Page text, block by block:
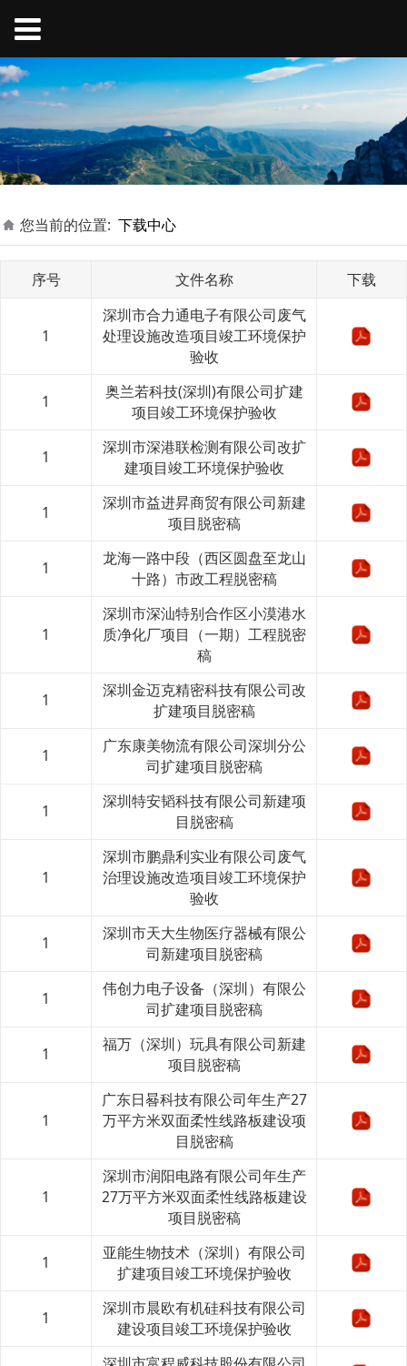
您当前的位置: 下载中心
序号 文件名称 下载
1
深圳市合力通电子有限公司废气
处理设施改造项目竣工环境保护
验收
1
奥兰若科技(深圳)有限公司扩建
项目竣工环境保护验收
1
深圳市深港联检测有限公司改扩
建项目竣工环境保护验收
1
深圳市益进昇商贸有限公司新建
项目脱密稿
1
龙海一路中段（西区圆盘至龙山
十路）市政工程脱密稿
1
深圳市深汕特别合作区小漠港水
质净化厂项目（一期）工程脱密
稿
1
深圳金迈克精密科技有限公司改
扩建项目脱密稿
1
广东康美物流有限公司深圳分公
司扩建项目脱密稿
1
深圳特安韬科技有限公司新建项
目脱密稿
1
深圳市鹏鼎利实业有限公司废气
治理设施改造项目竣工环境保护
验收
1
深圳市天大生物医疗器械有限公
司新建项目脱密稿
1
伟创力电子设备（深圳）有限公
司扩建项目脱密稿
1
福万（深圳）玩具有限公司新建
项目脱密稿
1
广东日晷科技有限公司年生产27
万平方米双面柔性线路板建设项
目脱密稿
1
深圳市润阳电路有限公司年生产
27万平方米双面柔性线路板建设
项目脱密稿
1
亚能生物技术（深圳）有限公司
扩建项目竣工环境保护验收
1
深圳市晨欧有机硅科技有限公司
建设项目竣工环境保护验收